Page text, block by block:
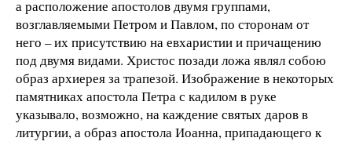
а расположение апостолов двумя группами,
возглавляемыми Петром и Павлом, по сторонам от
него – их присутствию на евхаристии и причащению
под двумя видами. Христос позади ложа являл собою
образ архиерея за трапезой. Изображение в некоторых
памятниках апостола Петра с кадилом в руке
указывало, возможно, на каждение святых даров в
литургии, а образ апостола Иоанна, припадающего к